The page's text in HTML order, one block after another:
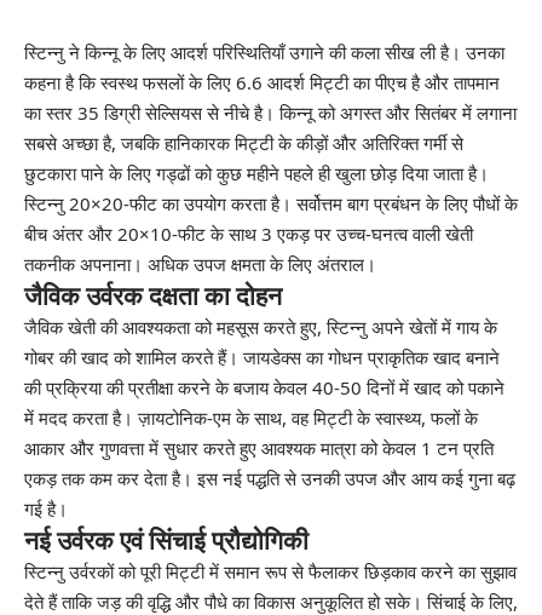
स्टिन्नु ने किन्नू के लिए आदर्श परिस्थितियाँ उगाने की कला सीख ली है। उनका
कहना है कि स्वस्थ फसलों के लिए 6.6 आदर्श मिट्टी का पीएच है और तापमान
का स्तर 35 डिग्री सेल्सियस से नीचे है। किन्नू को अगस्त और सितंबर में लगाना
सबसे अच्छा है, जबकि हानिकारक मिट्टी के कीड़ों और अतिरिक्त गर्मी से
छुटकारा पाने के लिए गड्ढों को कुछ महीने पहले ही खुला छोड़ दिया जाता है।
स्टिन्नु 20×20-फीट का उपयोग करता है। सर्वोत्तम बाग प्रबंधन के लिए पौधों के
बीच अंतर और 20×10-फीट के साथ 3 एकड़ पर उच्च-घनत्व वाली खेती
तकनीक अपनाना। अधिक उपज क्षमता के लिए अंतराल।
जैविक उर्वरक दक्षता का दोहन
जैविक खेती की आवश्यकता को महसूस करते हुए, स्टिन्नु अपने खेतों में गाय के
गोबर की खाद को शामिल करते हैं। जायडेक्स का गोधन प्राकृतिक खाद बनाने
की प्रक्रिया की प्रतीक्षा करने के बजाय केवल 40-50 दिनों में खाद को पकाने
में मदद करता है। ज़ायटोनिक-एम के साथ, वह मिट्टी के स्वास्थ्य, फलों के
आकार और गुणवत्ता में सुधार करते हुए आवश्यक मात्रा को केवल 1 टन प्रति
एकड़ तक कम कर देता है। इस नई पद्धति से उनकी उपज और आय कई गुना बढ़
गई है।
नई उर्वरक एवं सिंचाई प्रौद्योगिकी
स्टिन्नु उर्वरकों को पूरी मिट्टी में समान रूप से फैलाकर छिड़काव करने का सुझाव
देते हैं ताकि जड़ की वृद्धि और पौधे का विकास अनुकूलित हो सके। सिंचाई के लिए,